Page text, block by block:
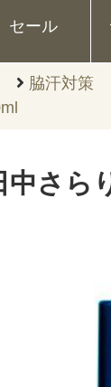
脇汗対策
セール
中さら